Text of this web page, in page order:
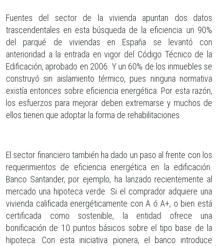
Fuentes del sector de la vivienda apuntan dos datos
trascendentales en esta búsqueda de la eficiencia: un 90%
del parqué de viviendas en España se levantó con
anterioridad a la entrada en vigor del Código Técnico de la
Edificación, aprobado en 2006. Y un 60% de los inmuebles se
construyó sin aislamiento térmico, pues ninguna normativa
existía entonces sobre eficiencia energética. Por esta razón,
los esfuerzos para mejorar deben extremarse y muchos de
ellos tienen que adoptar la forma de rehabilitaciones.
El sector financiero también ha dado un paso al frente con los
requerimientos de eficiencia energética en la edificación.
Banco Santander, por ejemplo, ha lanzado recientemente al
mercado una hipoteca verde. Si el comprador adquiere una
vivienda calificada energéticamente con A ó A+, o bien está
certificada como sostenible, la entidad ofrece una
bonificación de 10 puntos básicos sobre el tipo base de la
hipoteca. Con esta iniciativa pionera, el banco introduce